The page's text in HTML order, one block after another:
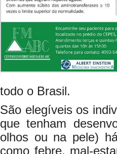
todo o Brasil.
São elegíveis os
que tenham
olhos ou na pele)
como febre, mal-